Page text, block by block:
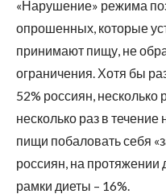
«Нарушение» режима
опрошенных, которые
принимают пищу, не
ограничения. Хотя бы
52% россиян, несколько
несколько раз в
пищи побаловать себя
россиян, на
рамки диеты – 16%.